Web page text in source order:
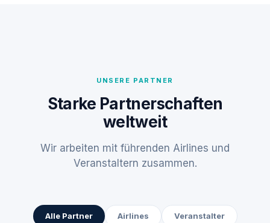
UNSERE PARTNER
Starke Partnerschaften
weltweit
Wir arbeiten mit führenden Airlines und
Veranstaltern zusammen.
Alle Partner Airlines Veranstalter